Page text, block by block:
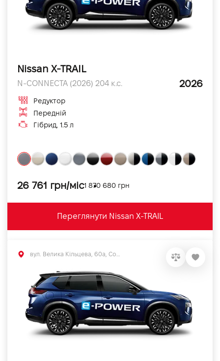
Nissan X-TRAIL
N-CONNECTA (2026) 204 к.с. 2026
Редуктор
Передній
Гібрид, 1.5 л
26 761 грн/міс1 870 680 грн
Переглянути Nissan X-TRAIL